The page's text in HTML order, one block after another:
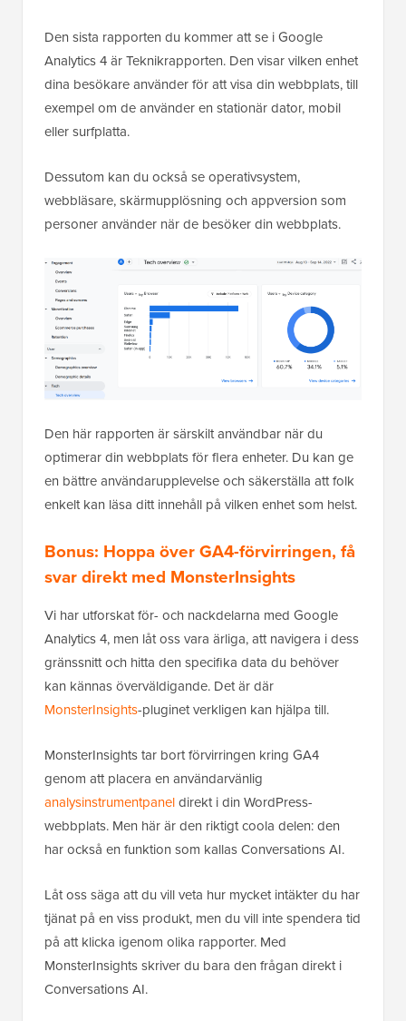
Den sista rapporten du kommer att se i Google
Analytics 4 är Teknikrapporten. Den visar vilken enhet
dina besökare använder för att visa din webbplats, till
exempel om de använder en stationär dator, mobil
eller surfplatta.
Dessutom kan du också se operativsystem,
webbläsare, skärmupplösning och appversion som
personer använder när de besöker din webbplats.
Den här rapporten är särskilt användbar när du
optimerar din webbplats för flera enheter. Du kan ge
en bättre användarupplevelse och säkerställa att folk
enkelt kan läsa ditt innehåll på vilken enhet som helst.
Bonus: Hoppa över GA4-förvirringen, få
svar direkt med MonsterInsights
Vi har utforskat för- och nackdelarna med Google
Analytics 4, men låt oss vara ärliga, att navigera i dess
gränssnitt och hitta den specifika data du behöver
kan kännas överväldigande. Det är där
MonsterInsights-pluginet verkligen kan hjälpa till.
MonsterInsights tar bort förvirringen kring GA4
genom att placera en användarvänlig
analysinstrumentpaneldirekt i din WordPress-
webbplats. Men här är den riktigt coola delen: den
har också en funktion som kallas Conversations AI.
Låt oss säga att du vill veta hur mycket intäkter du har
tjänat på en viss produkt, men du vill inte spendera tid
på att klicka igenom olika rapporter. Med
MonsterInsights skriver du bara den frågan direkt i
Conversations AI.